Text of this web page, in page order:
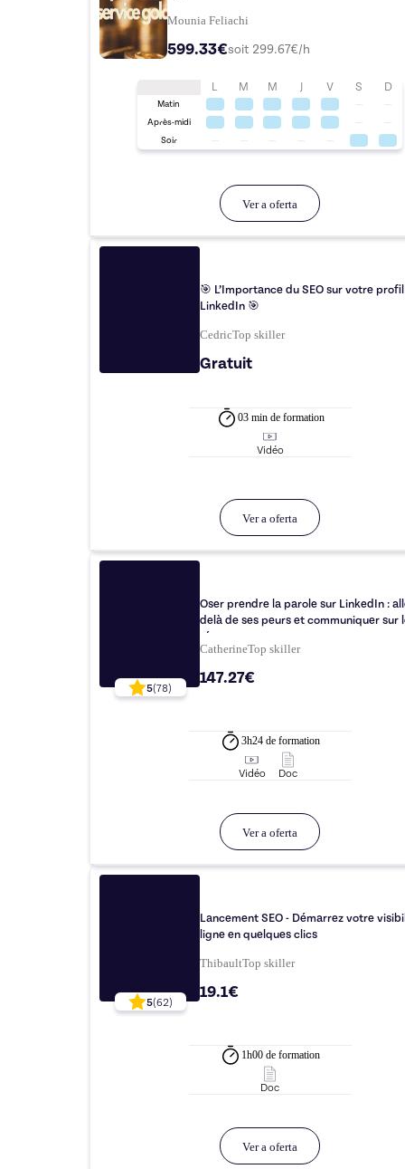
Mounia Feliachi
599.33€soit 299.67€/h
L M M J V S D
Matin
Après-midi
Soir
Ver a oferta
🎯 L’Importance du SEO sur votre profil
LinkedIn 🎯
CedricTop skiller
Gratuit
03 minde formation
Vidéo
Ver a oferta
5(78)
Oser prendre la parole sur LinkedIn :
delà de ses peurs et communiquer sur
réseau
CatherineTop skiller
147.27€
3h24 de formation
Vidéo Doc
Ver a oferta
5(62)
Lancement SEO - Démarrez votre
ligne en quelques clics
ThibaultTop skiller
19.1€
1h00 de formation
Doc
Ver a oferta